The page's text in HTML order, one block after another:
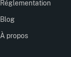
Réglementation
Blog
À propos